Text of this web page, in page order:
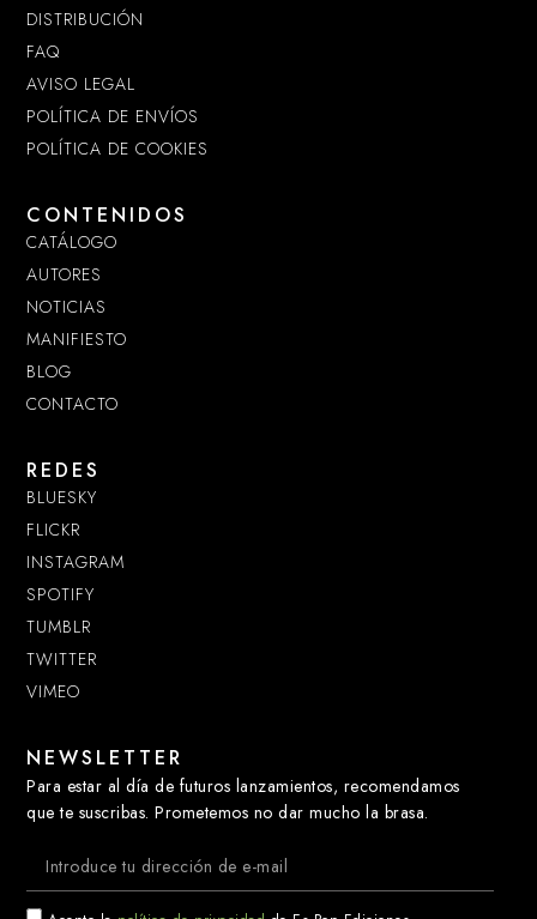
DISTRIBUCIÓN
FAQ
AVISO LEGAL
POLÍTICA DE ENVÍOS
POLÍTICA DE COOKIES
CONTENIDOS
CATÁLOGO
AUTORES
NOTICIAS
MANIFIESTO
BLOG
CONTACTO
REDES
BLUESKY
FLICKR
INSTAGRAM
SPOTIFY
TUMBLR
TWITTER
VIMEO
NEWSLETTER
Para estar al día de futuros lanzamientos, recomendamos
que te suscribas. Prometemos no dar mucho la brasa.